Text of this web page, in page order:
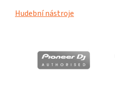
Hudební nástroje